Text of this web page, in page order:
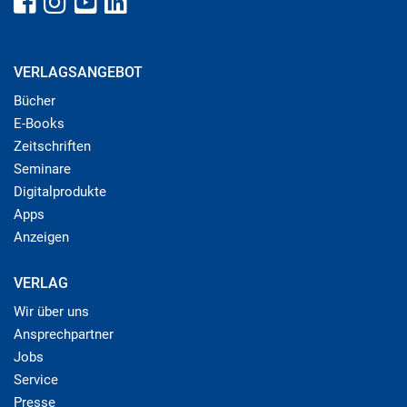
VERLAGSANGEBOT
Bücher
E-Books
Zeitschriften
Seminare
Digitalprodukte
Apps
Anzeigen
VERLAG
Wir über uns
Ansprechpartner
Jobs
Service
Presse